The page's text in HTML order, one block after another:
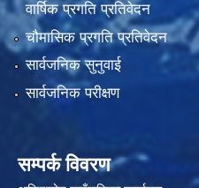
वार्षिक प्रगति प्रतिवेदन
चौमासिक प्रगति प्रतिवेदन
सार्वजनिक सुनुवाई
सार्वजनिक परीक्षण
सम्पर्क विवरण